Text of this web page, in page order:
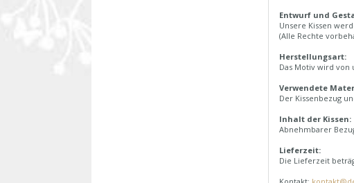
Entwurf und
Unsere Kissen
(Alle Rechte
Herstellungsart:
Das Motiv wird von
Verwendete
Der Kissenbezug
Inhalt der Kissen:
Abnehmbarer
Lieferzeit:
Die Lieferzeit